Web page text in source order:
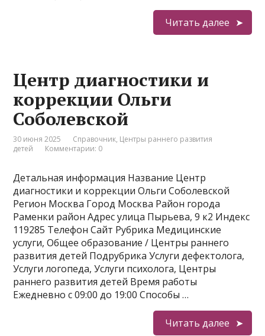
Читать далее
Центр диагностики и
коррекции Ольги
Соболевской
30 июня 2025 Справочник, Центры раннего развития
детей
Комментарии: 0
Детальная информация Название Центр
диагностики и коррекции Ольги Соболевской
Регион Москва Город Москва Район города
Раменки район Адрес улица Пырьева, 9 к2 Индекс
119285 Телефон Сайт Рубрика Медицинские
услуги, Общее образование / Центры раннего
развития детей Подрубрика Услуги дефектолога,
Услуги логопеда, Услуги психолога, Центры
раннего развития детей Время работы
Ежедневно с 09:00 до 19:00 Способы …
Читать далее